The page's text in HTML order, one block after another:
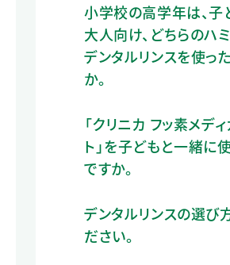
小学校の高学年は、子
大人向け、どちらのハ
デンタルリンスを使っ
か。
「クリニカ フッ素メデ
ト」を子どもと一緒に
ですか。
デンタルリンスの選び
ださい。